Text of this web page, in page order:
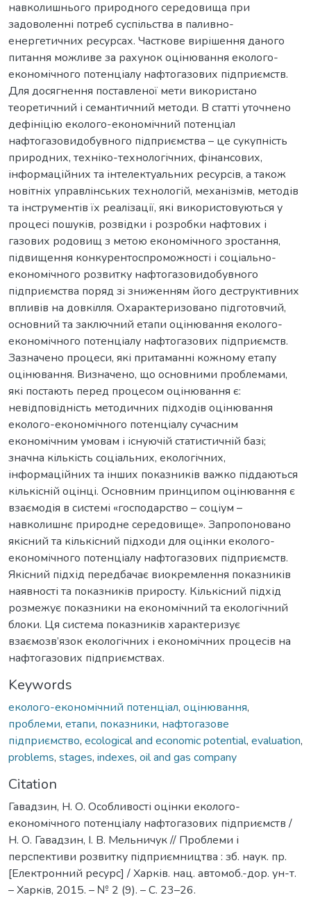
навколишнього природного середовища при
задоволенні потреб суспільства в паливно-
енергетичних ресурсах. Часткове вирішення даного
питання можливе за рахунок оцінювання еколого-
економічного потенціалу нафтогазових підприємств.
Для досягнення поставленої мети використано
теоретичний і семантичний методи. В статті уточнено
дефініцію еколого-економічний потенціал
нафтогазовидобувного підприємства – це сукупність
природних, техніко-технологічних, фінансових,
інформаційних та інтелектуальних ресурсів, а також
новітніх управлінських технологій, механізмів, методів
та інструментів їх реалізації, які використовуються у
процесі пошуків, розвідки і розробки нафтових і
газових родовищ з метою економічного зростання,
підвищення конкурентоспроможності і соціально-
економічного розвитку нафтогазовидобувного
підприємства поряд зі зниженням його деструктивних
впливів на довкілля. Охарактеризовано підготовчий,
основний та заключний етапи оцінювання еколого-
економічного потенціалу нафтогазових підприємств.
Зазначено процеси, які притаманні кожному етапу
оцінювання. Визначено, що основними проблемами,
які постають перед процесом оцінювання є:
невідповідність методичних підходів оцінювання
еколого-економічного потенціалу сучасним
економічним умовам і існуючій статистичній базі;
значна кількість соціальних, екологічних,
інформаційних та інших показників важко піддаються
кількісній оцінці. Основним принципом оцінювання є
взаємодія в системі «господарство – соціум –
навколишнє природне середовище». Запропоновано
якісний та кількісний підходи для оцінки еколого-
економічного потенціалу нафтогазових підприємств.
Якісний підхід передбачає виокремлення показників
наявності та показників приросту. Кількісний підхід
розмежує показники на економічний та екологічний
блоки. Ця система показників характеризує
взаємозв’язок екологічних і економічних процесів на
нафтогазових підприємствах.
Keywords
еколого-економічний потенціал, оцінювання,
проблеми, етапи, показники, нафтогазове
підприємство, ecological and economic potential, evaluation,
problems, stages, indexes, oil and gas company
Citation
Гавадзин, Н. О. Особливості оцінки еколого-
економічного потенціалу нафтогазових підприємств /
Н. О. Гавадзин, І. В. Мельничук // Проблеми і
перспективи розвитку підприємництва : зб. наук. пр.
[Електронний ресурс] / Харків. нац. автомоб.-дор. ун-т.
– Харків, 2015. – № 2 (9). – С. 23–26.